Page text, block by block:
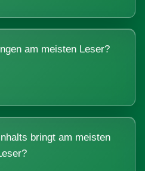
am meisten Leser?
bringt am meisten